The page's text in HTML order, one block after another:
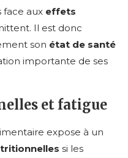
aux effets
Il est donc
son état de santé
importante de ses
et fatigue
expose à un
si les